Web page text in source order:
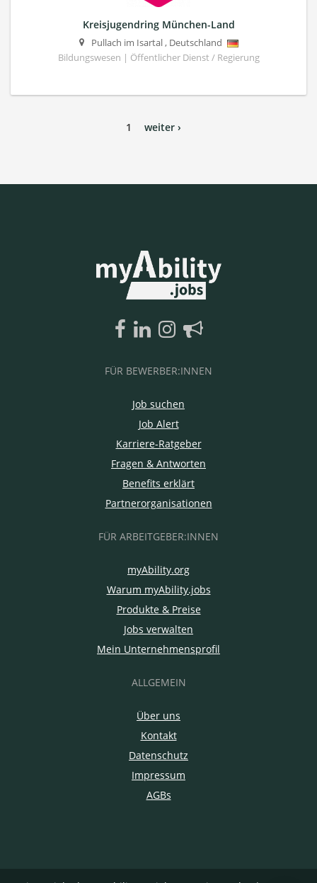
Kreisjugendring München-Land
Pullach im Isartal, Deutschland
Bildungswesen | Öffentlicher Dienst / Regierung
1 weiter ›
FÜR BEWERBER:INNEN
Job suchen
Job Alert
Karriere-Ratgeber
Fragen & Antworten
Benefits erklärt
Partnerorganisationen
FÜR ARBEITGEBER:INNEN
myAbility.org
Warum myAbility.jobs
Produkte & Preise
Jobs verwalten
Mein Unternehmensprofil
ALLGEMEIN
Über uns
Kontakt
Datenschutz
Impressum
AGBs